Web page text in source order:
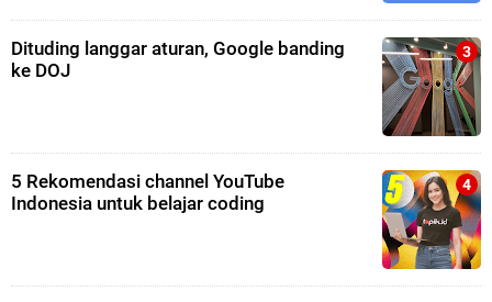
Dituding langgar aturan, Google banding
ke DOJ
5 Rekomendasi channel YouTube
Indonesia untuk belajar coding